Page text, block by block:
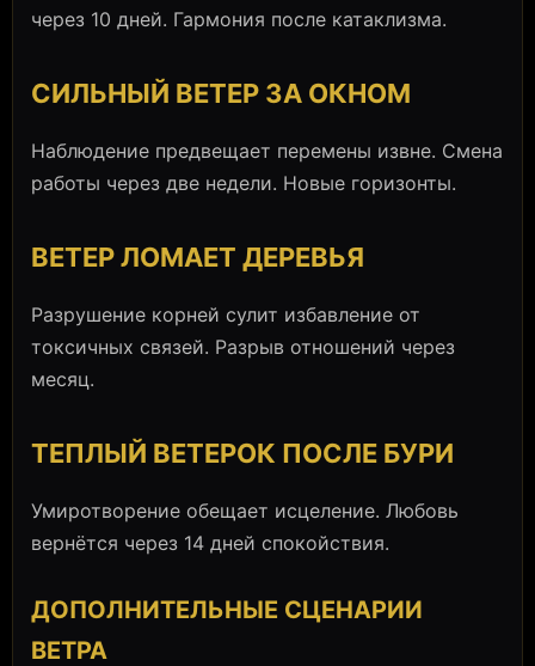
через 10 дней. Гармония после катаклизма.
СИЛЬНЫЙ ВЕТЕР ЗА ОКНОМ
Наблюдение предвещает перемены извне. Смена
работы через две недели. Новые горизонты.
ВЕТЕР ЛОМАЕТ ДЕРЕВЬЯ
Разрушение корней сулит избавление от
токсичных связей. Разрыв отношений через
месяц.
ТЕПЛЫЙ ВЕТЕРОК ПОСЛЕ БУРИ
Умиротворение обещает исцеление. Любовь
вернётся через 14 дней спокойствия.
ДОПОЛНИТЕЛЬНЫЕ СЦЕНАРИИ
ВЕТРА